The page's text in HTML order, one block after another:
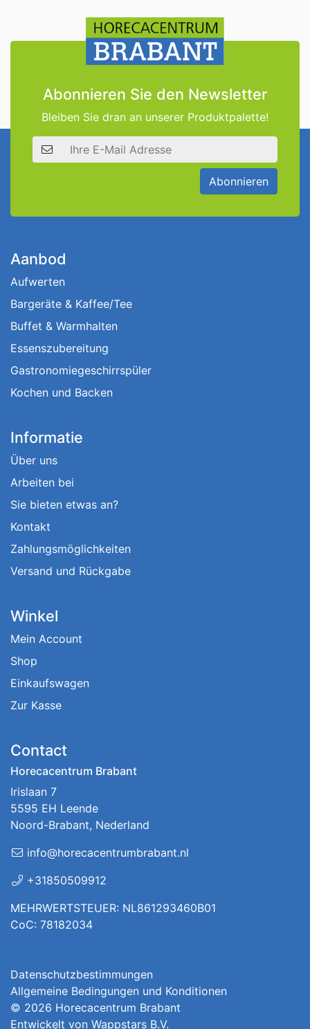
Abonnieren Sie den Newsletter
Bleiben Sie dran an unserer Produktpalette!
E-Mail Adresse
Abonnieren
Aanbod
Aufwerten
Bargeräte & Kaffee/Tee
Buffet & Warmhalten
Essenszubereitung
Gastronomiegeschirrspüler
Kochen und Backen
Informatie
Über uns
Arbeiten bei
Sie bieten etwas an?
Kontakt
Zahlungsmöglichkeiten
Versand und Rückgabe
Winkel
Mein Account
Shop
Einkaufswagen
Zur Kasse
Contact
Horecacentrum Brabant
Irislaan 7
5595 EH Leende
Noord-Brabant, Nederland
info@horecacentrumbrabant.nl
+31850509912
MEHRWERTSTEUER: NL861293460B01
CoC: 78182034
Datenschutzbestimmungen
Allgemeine Bedingungen und Konditionen
© 2026 Horecacentrum Brabant
Entwickelt von Wappstars B.V.